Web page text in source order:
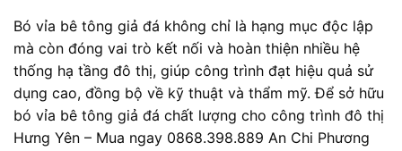
Bó vỉa bê tông giả đá không chỉ là hạng mục độc lập
mà còn đóng vai trò kết nối và hoàn thiện nhiều hệ
thống hạ tầng đô thị, giúp công trình đạt hiệu quả sử
dụng cao, đồng bộ về kỹ thuật và thẩm mỹ. Để sở hữu
bó vỉa bê tông giả đá chất lượng cho công trình đô thị
Hưng Yên – Mua ngay 0868.398.889 An Chi Phương